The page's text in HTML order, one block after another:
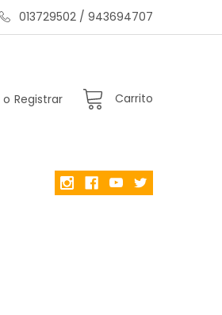
013729502 / 943694707
o Registrar Carrito